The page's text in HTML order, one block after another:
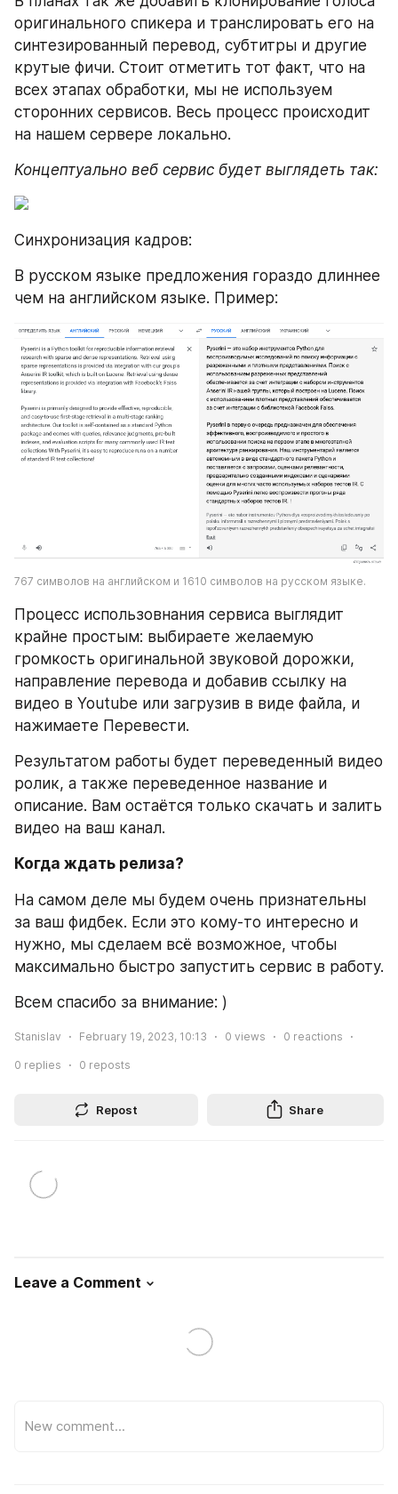
оригинального спикера и транслировать его на
синтезированный перевод, субтитры и другие
крутые фичи. Стоит отметить тот факт, что на
всех этапах обработки, мы не используем
сторонних сервисов. Весь процесс происходит
на нашем сервере локально.
Концептуально веб сервис будет выглядеть так:
Синхронизация кадров:
В русском языке предложения гораздо длиннее
чем на английском языке. Пример:
767 символов на английском и 1610 символов на русском языке.
Процесс использовнания сервиса выглядит
крайне простым: выбираете желаемую
громкость оригинальной звуковой дорожки,
направление перевода и добавив ссылку на
видео в Youtube или загрузив в виде файла, и
нажимаете Перевести.
Результатом работы будет переведенный видео
ролик, а также переведенное название и
описание. Вам остаётся только скачать и залить
видео на ваш канал.
Когда ждать релиза?
На самом деле мы будем очень признательны
за ваш фидбек. Если это кому-то интересно и
нужно, мы сделаем всё возможное, чтобы
максимально быстро запустить сервис в работу.
Всем спасибо за внимание: )
Stanislav February 19, 2023, 10:13 0 views 0 reactions
0 replies 0 reposts
Repost Share
Leave a Comment